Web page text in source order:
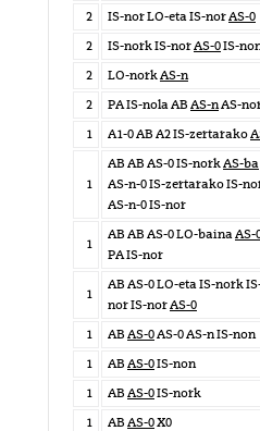
2
IS-nor LO-eta IS-norAS-0
2
IS-nork IS-norAS-0IS-
2
LO-norkAS-n
2
PA IS-nola AB AS-nAS-
1
A1-0 AB A2 IS-zertarako
1
AB AB AS-0 IS-norkAS-ba
AS-n-0 IS-zertarako IS-
AS-n-0 IS-nor
1
AB AB AS-0 LO-bainaAS-
PA IS-nor
1
AB AS-0 LO-eta IS-nork
nor IS-norAS-0
1
AB AS-0AS-0 AS-n IS-non
1
AB AS-0IS-non
1
AB AS-0IS-nork
1
AB AS-0X0